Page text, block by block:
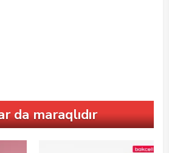
da maraqlıdır